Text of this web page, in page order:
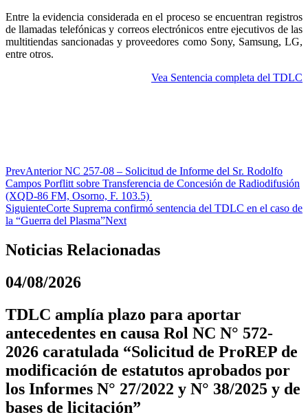
Entre la evidencia considerada en el proceso se encuentran registros
de llamadas telefónicas y correos electrónicos entre ejecutivos de las
multitiendas sancionadas y proveedores como Sony, Samsung, LG,
entre otros.
Vea Sentencia completa del TDLC
PrevAnteriorNC 257-08 – Solicitud de Informe del Sr. Rodolfo
Campos Porflitt sobre Transferencia de Concesión de Radiodifusión
(XQD-86 FM, Osorno, F. 103.5)
SiguienteCorte Suprema confirmó sentencia del TDLC en el caso de
la “Guerra del Plasma”Next
Noticias Relacionadas
04/08/2026
TDLC amplía plazo para aportar
antecedentes en causa Rol NC N° 572-
2026 caratulada “Solicitud de ProREP de
modificación de estatutos aprobados por
los Informes N° 27/2022 y N° 38/2025 y de
bases de licitación”